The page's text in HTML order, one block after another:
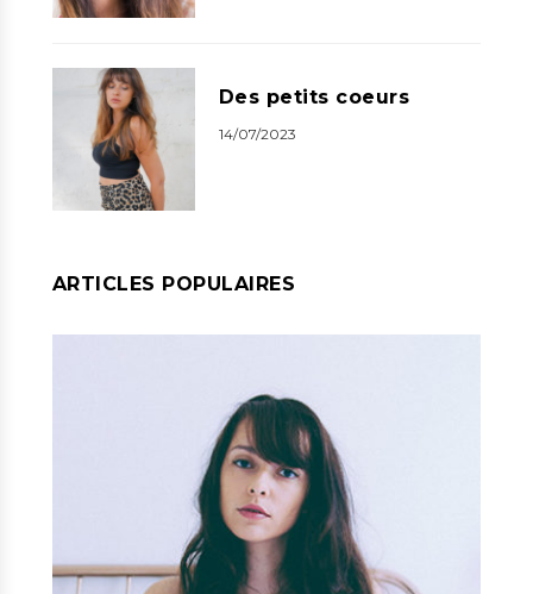
Des petits coeurs
14/07/2023
ARTICLES POPULAIRES